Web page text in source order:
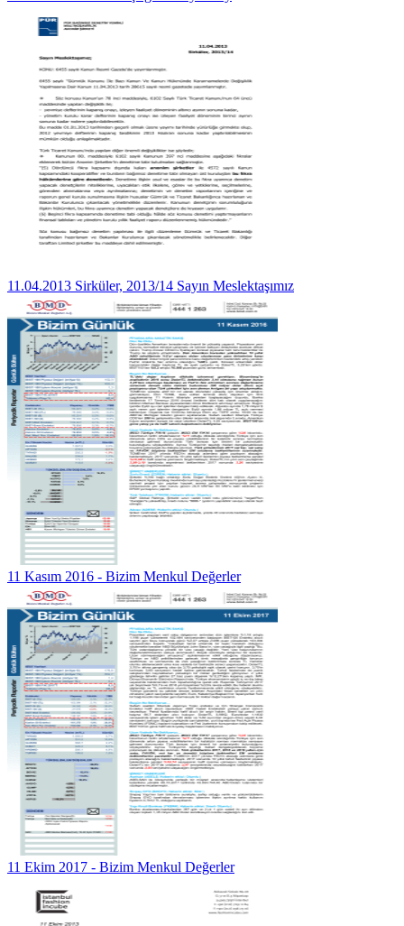
11.04.2013 Sirküler, 2013/14 Sayın Meslektaşımız
11 Kasım 2016 - Bizim Menkul Değerler
11 Ekim 2017 - Bizim Menkul Değerler